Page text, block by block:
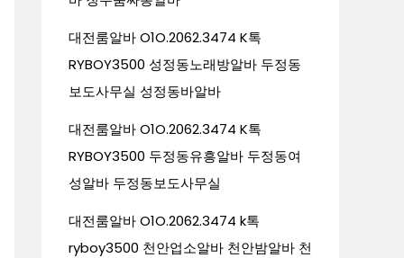
대전룸알바 O1O.2062.3474 K톡
RYBOY3500 성정동노래방알바 두정동
보도사무실 성정동바알바
대전룸알바 O1O.2062.3474 K톡
RYBOY3500 두정동유흥알바 두정동여
성알바 두정동보도사무실
대전룸알바 O1O.2062.3474 k톡
ryboy3500 천안업소알바 천안밤알바 천